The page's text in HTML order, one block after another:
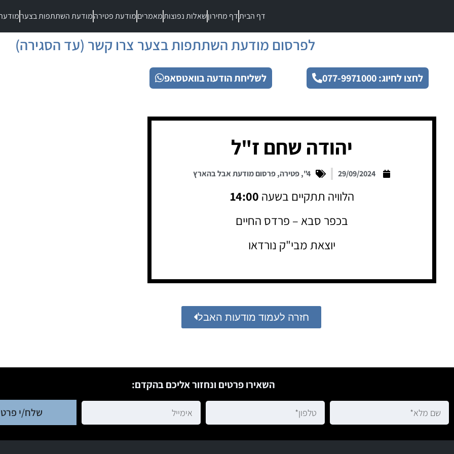
דף הביתדף מחירוןשאלות נפוצותמאמריםמודעת פטירהמודעת השתתפות בצער
לפרסום מודעת השתתפות בצער צרו קשר (עד הסגירה)
לחצו לחיוג: 077-9971000 לשליחת הודעה בוואטסאפ
יהודה שחם ז"ל
29/09/2024
4"
,פטירה,פרסום מודעת אבל בהארץ
הלוויה תתקיים בשעה 14:00
בכפר סבא – פרדס החיים
יוצאת מבי"ק נורדאו
חזרה לעמוד מודעות האבל
השאירו פרטים ונחזור אליכם בהקדם:
שלח/י